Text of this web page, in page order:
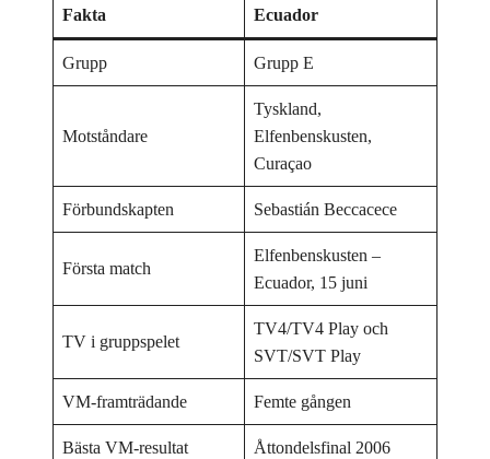
Fakta Ecuador
Grupp Grupp E
Motståndare
Tyskland,
Elfenbenskusten,
Curaçao
Förbundskapten Sebastián Beccacece
Första match
Elfenbenskusten –
Ecuador, 15 juni
TV i gruppspelet
TV4/TV4 Play och
SVT/SVT Play
VM-framträdande Femte gången
Bästa VM-resultat Åttondelsfinal 2006